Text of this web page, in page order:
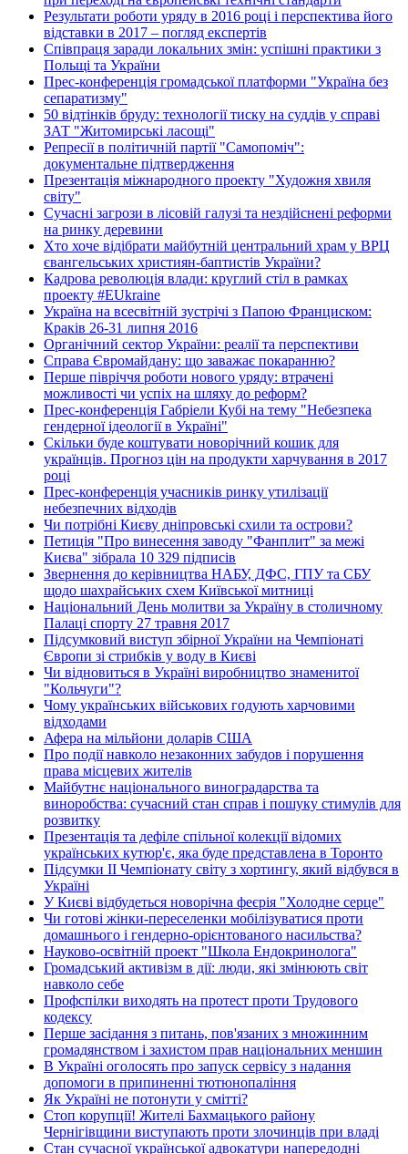
Результати роботи уряду в 2016 році і перспектива його
відставки в 2017 – погляд експертів
Співпраця заради локальних змін: успішні практики з
Польщі та України
Прес-конференція громадської платформи "Україна без
сепаратизму"
50 відтінків бруду: технології тиску на суддів у справі
ЗАТ "Житомирські ласощі"
Репресії в політичній партії "Самопоміч":
документальне підтвердження
Презентація міжнародного проекту "Художня хвиля
світу"
Сучасні загрози в лісовій галузі та нездійснені реформи
на ринку деревини
Хто хоче відібрати майбутній центральний храм у ВРЦ
євангельських християн-баптистів України?
Кадрова революція влади: круглий стіл в рамках
проекту #EUkraine
Україна на всесвітній зустрічі з Папою Франциском:
Краків 26-31 липня 2016
Органічний сектор України: реалії та перспективи
Справа Євромайдану: що заважає покаранню?
Перше півріччя роботи нового уряду: втрачені
можливості чи успіх на шляху до реформ?
Прес-конференція Габріели Кубі на тему "Небезпека
гендерної ідеології в Україні"
Скільки буде коштувати новорічний кошик для
українців. Прогноз цін на продукти харчування в 2017
році
Прес-конференція учасників ринку утилізації
небезпечних відходів
Чи потрібні Києву дніпровські схили та острови?
Петиція "Про винесення заводу "Фанплит" за межі
Києва" зібрала 10 329 підписів
Звернення до керівництва НАБУ, ДФС, ГПУ та СБУ
щодо шахрайських схем Київської митниці
Національний День молитви за Україну в столичному
Палаці спорту 27 травня 2017
Підсумковий виступ збірної України на Чемпіонаті
Європи зі стрибків у воду в Києві
Чи відновиться в Україні виробництво знаменитої
"Кольчуги"?
Чому українських військових годують харчовими
відходами
Афера на мільйони доларів США
Про події навколо незаконних забудов і порушення
права місцевих жителів
Майбутнє національного виноградарства та
виноробства: сучасний стан справ і пошуку стимулів для
розвитку
Презентація та дефіле спільної колекції відомих
українських кутюр'є, яка буде представлена в Торонто
Підсумки ІІ Чемпіонату світу з хортингу, який відбувся в
Україні
У Києві відбудеться новорічна феєрія "Холодне серце"
Чи готові жінки-переселенки мобілізуватися проти
домашнього і гендерно-орієнтованого насильства?
Науково-освітній проект "Школа Ендокринолога"
Громадський активізм в дії: люди, які змінюють світ
навколо себе
Профспілки виходять на протест проти Трудового
кодексу
Перше засідання з питань, пов'язаних з множинним
громадянством і захистом прав національних меншин
В Україні оголосять про запуск сервісу з надання
допомоги в припиненні тютюнопаління
Як Україні не потонути у смітті?
Стоп корупції! Жителі Бахмацького району
Чернігівщини виступають проти злочинців при владі
Стан сучасної української адвокатури напередодні